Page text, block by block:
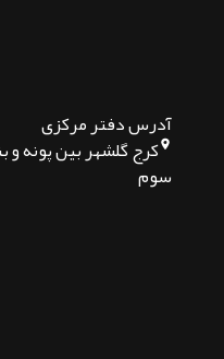
آدرس دفتر مرکزی
کرج گلشهر بین پونه
سوم